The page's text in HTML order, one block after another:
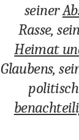
seiner
Rasse,
Heimat
Glaubens,